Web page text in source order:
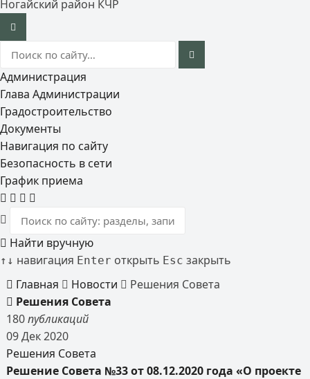
Ногайский район КЧР
Администрация
Глава Администрации
Градостроительство
Документы
Навигация по сайту
Безопасность в сети
График приема
Найти вручную
↑ ↓ навигация Enter открыть Esc закрыть
Главная
Новости
Решения Совета
Решения Совета
180публикаций
09Дек2020
Решения Совета
Решение Совета №33 от 08.12.2020 года «О проекте